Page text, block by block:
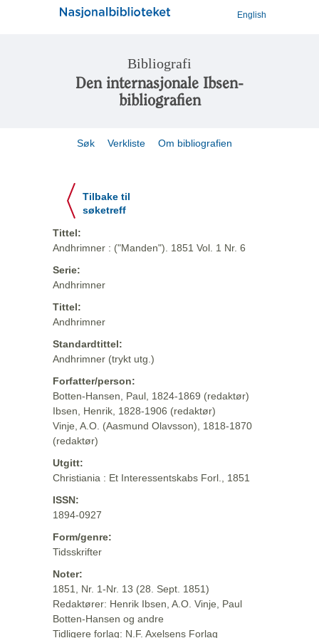
English
Bibliografi
Den internasjonale Ibsen-
bibliografien
Søk Verkliste Om bibliografien
Tilbake til
søketreff
Tittel:
Andhrimner : ("Manden"). 1851 Vol. 1 Nr. 6
Serie:
Andhrimner
Tittel:
Andhrimner
Standardtittel:
Andhrimner (trykt utg.)
Forfatter/person:
Botten-Hansen, Paul, 1824-1869 (redaktør)
Ibsen, Henrik, 1828-1906 (redaktør)
Vinje, A.O. (Aasmund Olavsson), 1818-1870
(redaktør)
Utgitt:
Christiania : Et Interessentskabs Forl., 1851
ISSN:
1894-0927
Form/genre:
Tidsskrifter
Noter:
1851, Nr. 1-Nr. 13 (28. Sept. 1851)
Redaktører: Henrik Ibsen, A.O. Vinje, Paul
Botten-Hansen og andre
Tidligere forlag: N.F. Axelsens Forlag